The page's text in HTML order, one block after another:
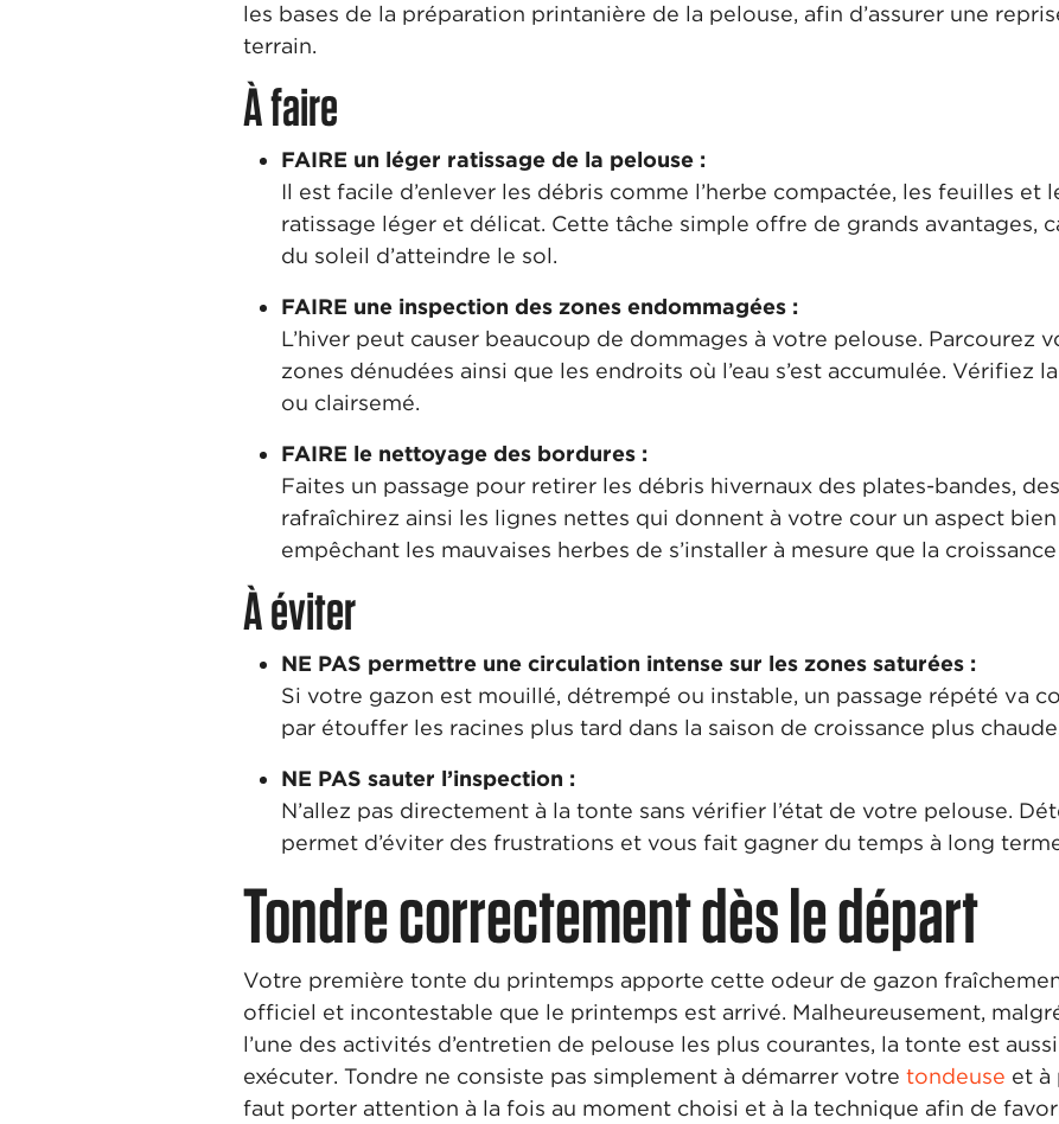
les bases de la préparation printanière de la pelouse, afin d’assurer une
terrain.
À faire
FAIRE un léger ratissage de la pelouse :
Il est facile d’enlever les débris comme l’herbe compactée, les feuilles et
ratissage léger et délicat. Cette tâche simple offre de grands avantages,
du soleil d’atteindre le sol.
FAIRE une inspection des zones endommagées :
L’hiver peut causer beaucoup de dommages à votre pelouse. Parcourez
zones dénudées ainsi que les endroits où l’eau s’est accumulée. Vérifiez
ou clairsemé.
FAIRE le nettoyage des bordures :
Faites un passage pour retirer les débris hivernaux des plates-bandes,
rafraîchirez ainsi les lignes nettes qui donnent à votre cour un aspect
empêchant les mauvaises herbes de s’installer à mesure que la
À éviter
NE PAS permettre une circulation intense sur les zones saturées :
Si votre gazon est mouillé, détrempé ou instable, un passage répété va
par étouffer les racines plus tard dans la saison de croissance plus
NE PAS sauter l’inspection :
N’allez pas directement à la tonte sans vérifier l’état de votre pelouse.
permet d’éviter des frustrations et vous fait gagner du temps à long
Tondre correctement dès le départ
Votre première tonte du printemps apporte cette odeur de gazon
officiel et incontestable que le printemps est arrivé. Malheureusement,
l’une des activités d’entretien de pelouse les plus courantes, la tonte est
exécuter. Tondre ne consiste pas simplement à démarrer votretondeuse et à
faut porter attention à la fois au moment choisi et à la technique afin de